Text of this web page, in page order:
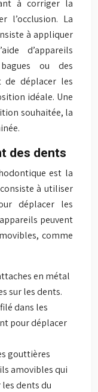
à corriger la
l’occlusion. La
à appliquer
d’appareils
ou des
de déplacer les
idéale. Une
souhaitée, la
des dents
est la
à utiliser
déplacer les
peuvent
comme
en métal
sur les dents.
dans les
pour déplacer
gouttières
amovibles qui
dents du